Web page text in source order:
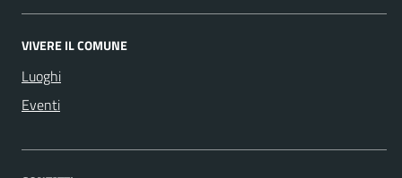
VIVERE IL COMUNE
Luoghi
Eventi